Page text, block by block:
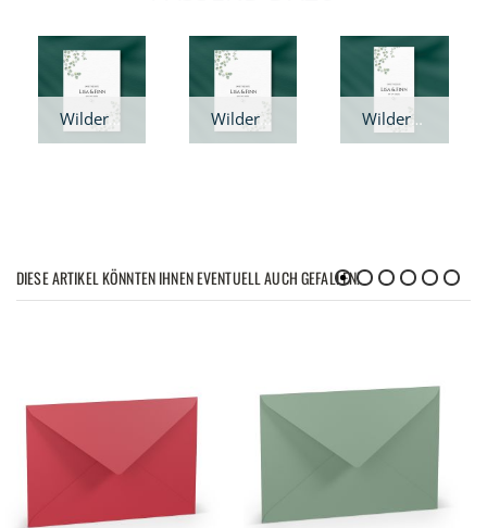
Wilder Eukalyptus - Save the Date Karte A6 Wilder Eukalyptus - Save the Date Karte A5 Wilder Eukalyptus - Save the Date Karte DIN lang
DIESE ARTIKEL KÖNNTEN IHNEN EVENTUELL AUCH GEFALLEN!